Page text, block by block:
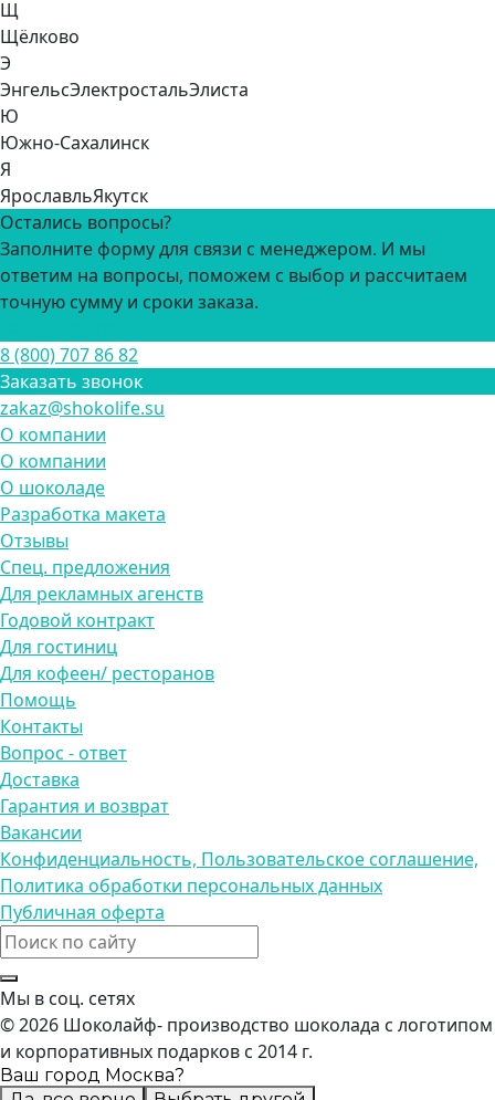
Щ
Щёлково
Э
ЭнгельсЭлектростальЭлиста
Ю
Южно-Сахалинск
Я
ЯрославльЯкутск
Остались вопросы?
Заполните форму для связи с менеджером. И мы
ответим на вопросы, поможем с выбор и рассчитаем
точную сумму и сроки заказа.
8 (800) 707 86 82
Заказать звонок
zakaz@shokolife.su
О компании
О компании
О шоколаде
Разработка макета
Отзывы
Спец. предложения
Для рекламных агенств
Годовой контракт
Для гостиниц
Для кофеен/ ресторанов
Помощь
Контакты
Вопрос - ответ
Доставка
Гарантия и возврат
Вакансии
Конфиденциальность, Пользовательское соглашение,
Политика обработки персональных данных
Публичная оферта
Мы в соц. сетях
© 2026 Шоколайф- производство шоколада с логотипом
и корпоративных подарков с 2014 г.